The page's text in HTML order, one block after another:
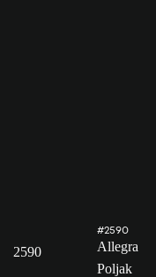
2590
#2590
Allegra
Poljak